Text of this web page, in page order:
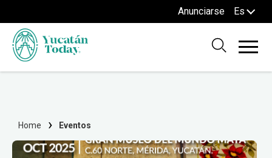
Anunciarse Es
Home Eventos